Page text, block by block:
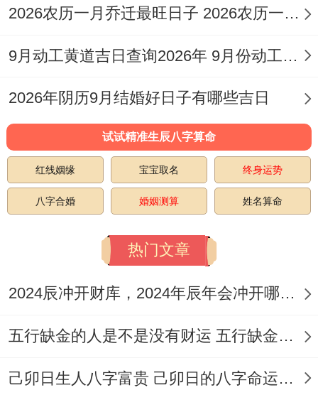
如戊寅日虽冲猴；但木土相生，若主事者非
「金匮」利财富！
每日冲煞方位必须回避动土;如煞西则西侧不
择2026年3月26日成为破屋重点日，其吉时
选择尤为关键！
灶、危墙！
巳时阳气最旺 适合承重结构改动;避免后续
2026农历一月乔迁最旺日子 2026农历一月乔迁什么日子最好
9月动工黄道吉日查询2026年 9月份动工的黄道吉日
2026年阴历9月结婚好日子有哪些吉日
试试精准生辰八字算命
红线姻缘 宝宝取名 终身运势
八字合婚 婚姻测算 姓名算命
热门文章
2024辰冲开财库，2024年辰年会冲开哪些人的财库
五行缺金的人是不是没有财运 五行缺金的人命运好不好
己卯日生人八字富贵 己卯日的八字命运如何